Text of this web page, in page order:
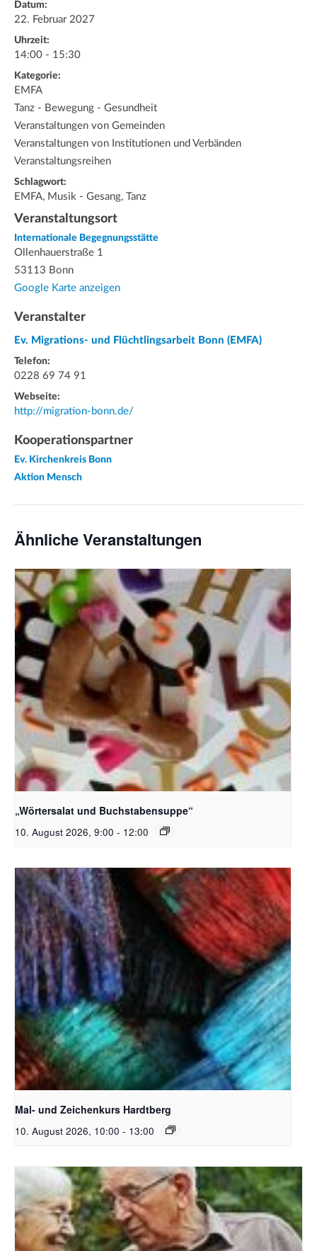
Datum:
22. Februar 2027
Uhrzeit:
14:00 - 15:30
Kategorie:
EMFA
Tanz - Bewegung - Gesundheit
Veranstaltungen von Gemeinden
Veranstaltungen von Institutionen und Verbänden
Veranstaltungsreihen
Schlagwort:
EMFA, Musik - Gesang, Tanz
Veranstaltungsort
Internationale Begegnungsstätte
Ollenhauerstraße 1
53113 Bonn
Google Karte anzeigen
Veranstalter
Ev. Migrations- und Flüchtlingsarbeit Bonn (EMFA)
Telefon:
0228 69 74 91
Webseite:
http://migration-bonn.de/
Kooperationspartner
Ev. Kirchenkreis Bonn
Aktion Mensch
Ähnliche Veranstaltungen
Bildquelle_ Pixabay Free_Christoph Meinersmann
„Wörtersalat und Buchstabensuppe“
10. August 2026, 9:00 - 12:00
Unsplash_RhondaK Native Florida Folk Artist
Mal- und Zeichenkurs Hardtberg
10. August 2026, 10:00 - 13:00